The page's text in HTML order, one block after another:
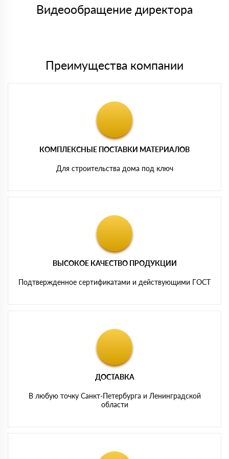
либо Вы забираете товар со склада самовывоза.
Видеообращение директора
Преимущества компании
КОМПЛЕКСНЫЕ ПОСТАВКИ МАТЕРИАЛОВ
Для строительства дома под ключ
ВЫСОКОЕ КАЧЕСТВО ПРОДУКЦИИ
Подтвержденное сертификатами и действующими ГОСТ
ДОСТАВКА
В любую точку Санкт-Петербурга и Ленинградской
области